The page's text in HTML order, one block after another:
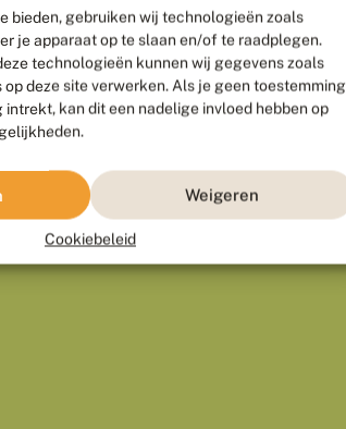
bieden, gebruiken wij technologieën zoals
je apparaat op te slaan en/of te raadplegen.
technologieën kunnen wij gegevens zoals
deze site verwerken. Als je geen toestemming
kan dit een nadelige invloed hebben op
Weigeren
Cookiebeleid